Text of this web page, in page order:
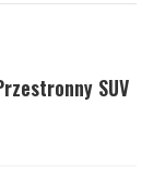
SUV